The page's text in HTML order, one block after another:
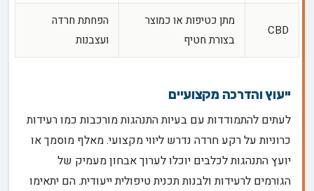
CBD
מתן כטיפות או כמוצר
בצורת חטיף
הפחתת חרדה
ועצבנות
ייעוץ והדרכה מקצועיים
לעתים להתמודדות עם בעיות התנהגות מורכבות כמו רעידות
כרוניות על רקע חרדה נדרש ליווי מקצועי. מאלף מוסמך או
יועץ התנהגות לכלבים יוכלו לערוך אבחון מעמיק של
הגורמים לרעידות ולבנות תכנית טיפולית ייעודית. הם יתאימו